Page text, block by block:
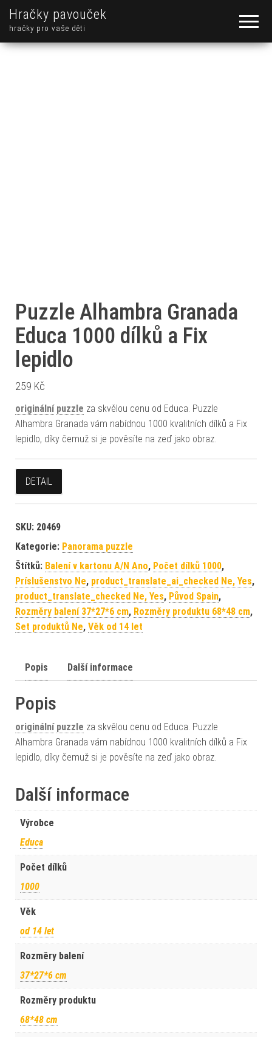
Hračky pavouček
hračky pro vaše děti
Puzzle Alhambra Granada
Educa 1000 dílků a Fix
lepidlo
259 Kč
originální puzzle za skvělou cenu od Educa. Puzzle
Alhambra Granada vám nabídnou 1000 kvalitních dílků a Fix
lepidlo, díky čemuž si je pověsíte na zeď jako obraz.
DETAIL
SKU: 20469
Kategorie: Panorama puzzle
Štítků: Balení v kartonu A/N Ano, Počet dílků 1000,
Príslušenstvo Ne, product_translate_ai_checked Ne, Yes,
product_translate_checked Ne, Yes, Původ Spain,
Rozměry balení 37*27*6 cm, Rozměry produktu 68*48 cm,
Set produktů Ne, Věk od 14 let
Popis Další informace
Popis
originální puzzle za skvělou cenu od Educa. Puzzle
Alhambra Granada vám nabídnou 1000 kvalitních dílků a Fix
lepidlo, díky čemuž si je pověsíte na zeď jako obraz.
Další informace
Výrobce
Educa
Počet dílků
1000
Věk
od 14 let
Rozměry balení
37*27*6 cm
Rozměry produktu
68*48 cm